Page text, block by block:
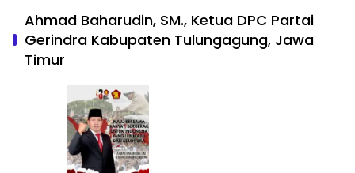
Ahmad Baharudin, SM., Ketua DPC Partai
Gerindra Kabupaten Tulungagung, Jawa
Timur